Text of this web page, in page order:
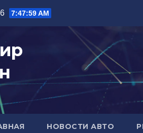
7:48:00 AM
НОВОСТИ АВТО